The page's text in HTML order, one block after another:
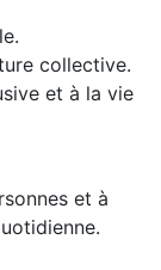
collective.
et à la vie
et à